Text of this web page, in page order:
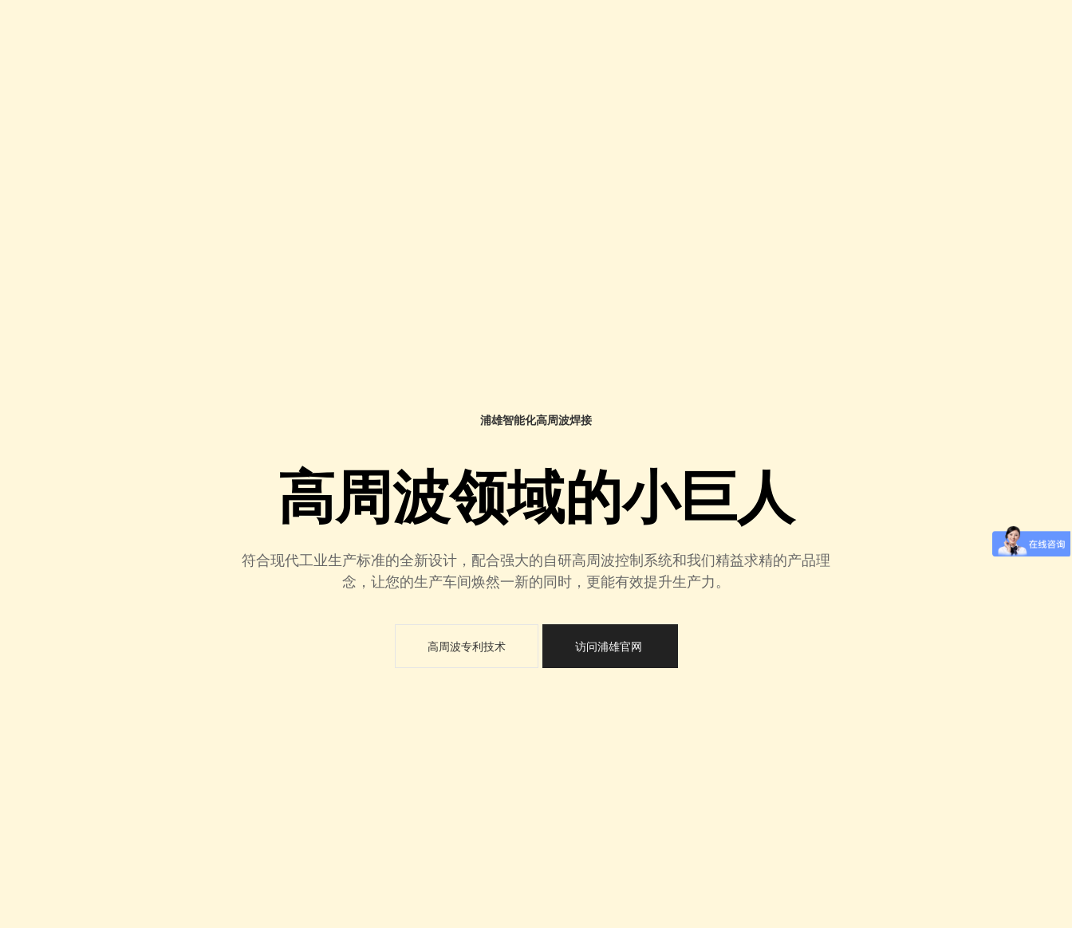
浦雄智能化高周波焊接
高周波领域的小巨人
符合现代工业生产标准的全新设计，配合强大的自研高周波控制系统和我们精益求精的产品理
念，让您的生产车间焕然一新的同时，更能有效提升生产力。
高周波专利技术 访问浦雄官网